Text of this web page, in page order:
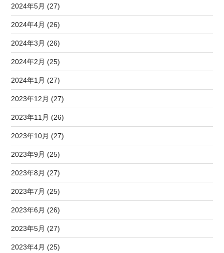
2024年5月 (27)
2024年4月 (26)
2024年3月 (26)
2024年2月 (25)
2024年1月 (27)
2023年12月 (27)
2023年11月 (26)
2023年10月 (27)
2023年9月 (25)
2023年8月 (27)
2023年7月 (25)
2023年6月 (26)
2023年5月 (27)
2023年4月 (25)